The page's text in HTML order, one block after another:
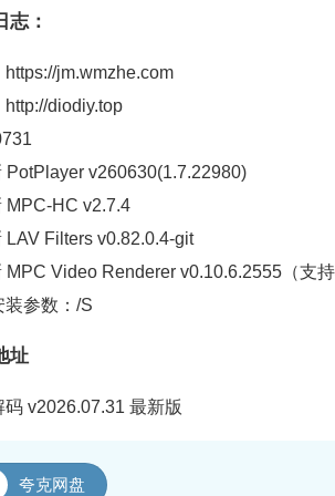
志：
https://jm.wmzhe.com
http://diodiy.top
PotPlayer v260630(1.7.22980)
MPC-HC v2.7.4
LAV Filters v0.82.0.4-git
MPC Video Renderer v0.10.6.2555（支持
装参数：/S
址
码 v2026.07.31 最新版
夸克网盘